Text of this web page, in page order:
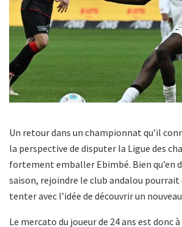
Un retour dans un championnat qu’il
la perspective de disputer la Ligue des
fortement emballer Ebimbé. Bien qu’en
saison, rejoindre le club andalou
tenter avec l’idée de découvrir un
Le mercato du joueur de 24 ans est donc